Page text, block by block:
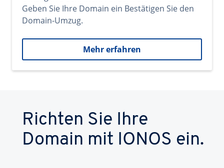
Geben Sie Ihre Domain ein Bestätigen Sie den
Domain-Umzug.
Mehr erfahren
Richten Sie Ihre
Domain mit IONOS ein.